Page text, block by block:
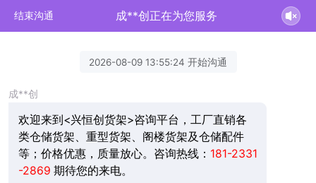
结束沟通 成**创正在为您服务
2026-08-09 13:55:24 开始沟通
成**创
欢迎来到<兴恒创货架>咨询平台，工厂直销各
类仓储货架、重型货架、阁楼货架及仓储配件
等；价格优惠，质量放心。咨询热线： 181-2331
-2869 期待您的来电。